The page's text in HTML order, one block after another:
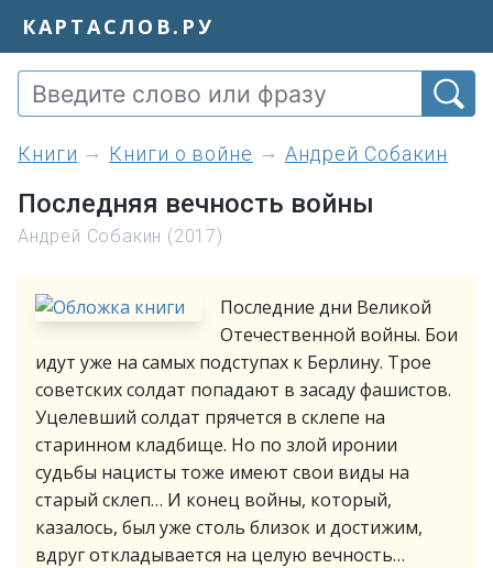
КАРТАСЛОВ.РУ
книги Книги о войне Андрей Собакин
Последняя вечность войны
Андрей Собакин (2017)
Последние дни Великой
Отечественной войны. Бои
идут уже на самых подступах к Берлину. Трое
советских солдат попадают в засаду фашистов.
Уцелевший солдат прячется в склепе на
старинном кладбище. Но по злой иронии
судьбы нацисты тоже имеют свои виды на
старый склеп… И конец войны, который,
казалось, был уже столь близок и достижим,
вдруг откладывается на целую вечность…